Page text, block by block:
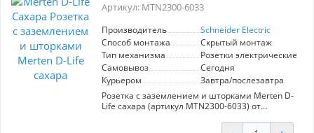
сэкономить время и средства на монтаж.
электрических приборов и современная
эстетика делают Merten D-Life универсальным
выбором для любого пространства.
Артикул: MTN2300-6033
Производитель
Schneider Electric
Способ монтажа
Скрытый монтаж
Тип механизма
Розетки электрические
Самовывоз
Сегодня
Курьером
Завтра/послезавтра
Розетка с заземлением и шторками Merten D-
Life сахара (артикул MTN2300-6033) от
решение для вашего дома или офиса.